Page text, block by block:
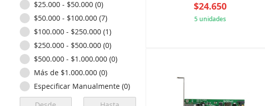
$25.000 - $50.000 (0)
$50.000 - $100.000 (7)
$100.000 - $250.000 (1)
$250.000 - $500.000 (0)
$500.000 - $1.000.000 (0)
Más de $1.000.000 (0)
Especificar Manualmente (0)
$24.650
5 unidades